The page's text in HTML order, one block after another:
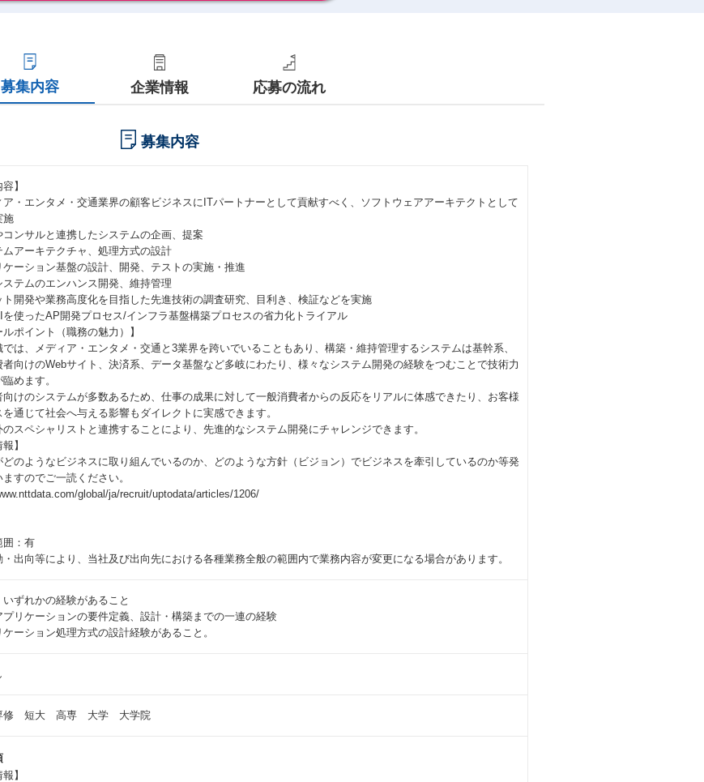
募集内容 企業情報 応募の流れ
募集内容
】
ア・エンタメ・交通業界の顧客ビジネスにITパートナーとして貢献すべく、ソフトウェアアーキテクトとして
施
コンサルと連携したシステムの企画、提案
ムアーキテクチャ、処理方式の設計
ケーション基盤の設計、開発、テストの実施・推進
ステムのエンハンス開発、維持管理
ト開発や業務高度化を目指した先進技術の調査研究、目利き、検証などを実施
を使ったAP開発プロセス/インフラ基盤構築プロセスの省力化トライアル
ルポイント（職務の魅力）】
では、メディア・エンタメ・交通と3業界を跨いでいることもあり、構築・維持管理するシステムは基幹系、
者向けのWebサイト、決済系、データ基盤など多岐にわたり、様々なシステム開発の経験をつむことで技術力
めます。
向けのシステムが多数あるため、仕事の成果に対して一般消費者からの反応をリアルに体感できたり、お客様
を通じて社会へ与える影響もダイレクトに実感できます。
のスペシャリストと連携することにより、先進的なシステム開発にチャレンジできます。
】
どのようなビジネスに取り組んでいるのか、どのような方針（ビジョン）でビジネスを牽引しているのか等発
すのでご一読ください。
global/ja/recruit/uptodata/articles/1206/
囲：有
・出向等により、当社及び出向先における各種業務全般の範囲内で業務内容が変更になる場合があります。
ずれかの経験があること
プリケーションの要件定義、設計・構築までの一連の経験
ケーション処理方式の設計経験があること。
修 短大 高専 大学 大学院
】